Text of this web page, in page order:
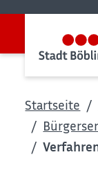
Startseite